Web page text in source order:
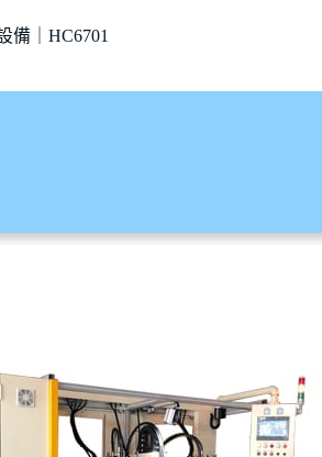
備｜HC6701